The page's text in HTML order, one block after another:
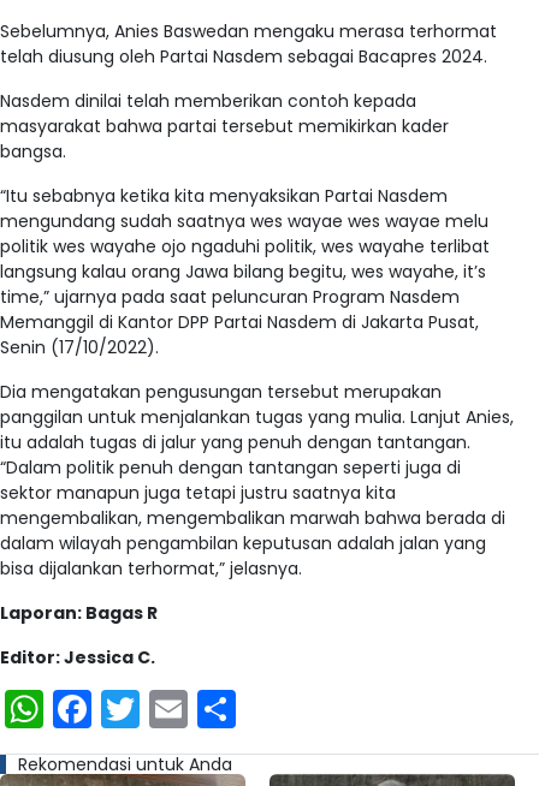
Sebelumnya, Anies Baswedan mengaku merasa terhormat
telah diusung oleh Partai Nasdem sebagai Bacapres 2024.
Nasdem dinilai telah memberikan contoh kepada
masyarakat bahwa partai tersebut memikirkan kader
bangsa.
“Itu sebabnya ketika kita menyaksikan Partai Nasdem
mengundang sudah saatnya wes wayae wes wayae melu
politik wes wayahe ojo ngaduhi politik, wes wayahe terlibat
langsung kalau orang Jawa bilang begitu, wes wayahe, it’s
time,” ujarnya pada saat peluncuran Program Nasdem
Memanggil di Kantor DPP Partai Nasdem di Jakarta Pusat,
Senin (17/10/2022).
Dia mengatakan pengusungan tersebut merupakan
panggilan untuk menjalankan tugas yang mulia. Lanjut Anies,
itu adalah tugas di jalur yang penuh dengan tantangan.
“Dalam politik penuh dengan tantangan seperti juga di
sektor manapun juga tetapi justru saatnya kita
mengembalikan, mengembalikan marwah bahwa berada di
dalam wilayah pengambilan keputusan adalah jalan yang
bisa dijalankan terhormat,” jelasnya.
Laporan: Bagas R
Editor: Jessica C.
WhatsApp
Facebook
Twitter
Email
Rekomendasi untuk Anda